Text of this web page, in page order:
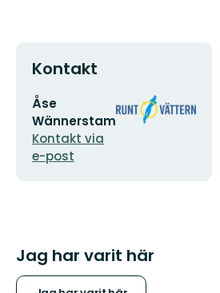
Kontakt
E-
postadress
Åse
Wännerstam
Kontakt via
e-post
Organisationens
logotyp
Jag har varit här